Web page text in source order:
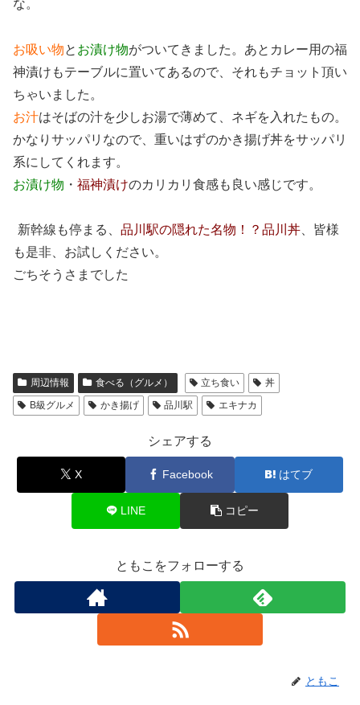
な。
お吸い物と お漬け物がついてきました。あとカレー用の福
神漬けもテーブルに置いてあるので、それもチョット頂い
ちゃいました。
お汁はそばの汁を少しお湯で薄めて、ネギを入れたもの。
かなりサッパリなので、重いはずのかき揚げ丼をサッパリ
系にしてくれます。
お漬け物 ・ 福神漬けのカリカリ食感も良い感じです。
新幹線も停まる、 品川駅の隠れた名物！？品川丼 、皆様
も是非、お試しください。
ごちそうさまでした
周辺情報 食べる（グルメ） 立ち食い
丼
B級グルメ
かき揚げ 品川駅 エキナカ
シェアする
X Facebook はてブ
LINE コピー
ともこをフォローする
ともこ